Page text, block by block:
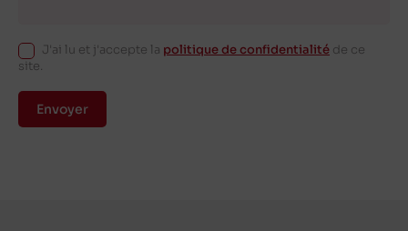
J'ai lu et j'accepte la politique de confidentialité de ce
site.
Envoyer